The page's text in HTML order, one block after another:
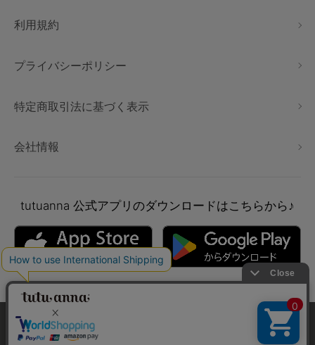
利用規約
プライバシーポリシー
特定商取引法に基づく表示
会社情報
tutuanna 公式アプリのダウンロードはこちらから♪
本サイトでは、より快適にご利用いただけるようCookieを利用し
ています。詳細については
をご確認くださ